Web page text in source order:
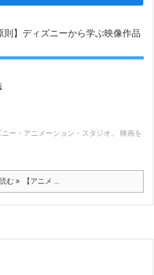
則】ディズニーから学ぶ映像作品
ー・アニメーション・スタジオ。 映画を
む 【アニメ ...